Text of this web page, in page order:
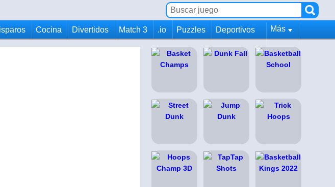
Cocina Divertidos Match 3 .io Puzzles Deportivos Más